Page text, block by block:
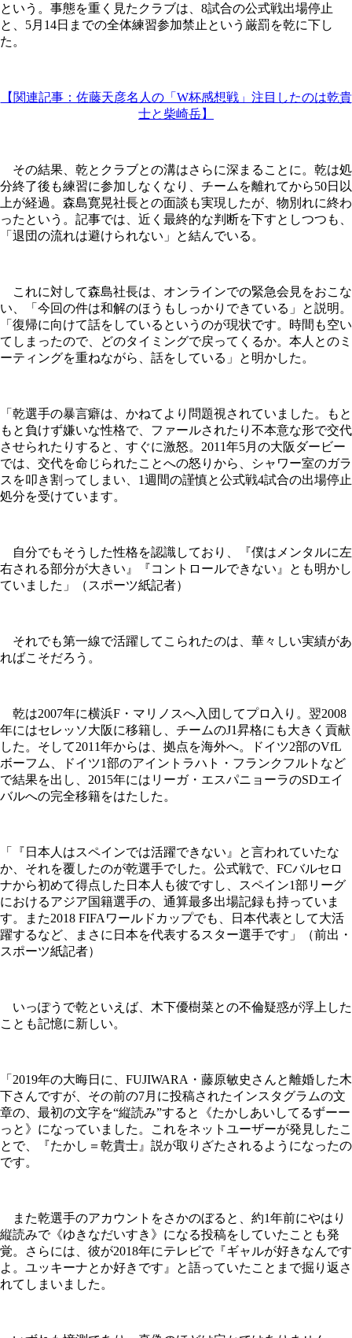
という。事態を重く見たクラブは、8試合の公式戦出場停止
と、5月14日までの全体練習参加禁止という厳罰を乾に下し
た。
【関連記事：佐藤天彦名人の「W杯感想戦」注目したのは乾貴
士と柴崎岳】
その結果、乾とクラブとの溝はさらに深まることに。乾は処
分終了後も練習に参加しなくなり、チームを離れてから50日以
上が経過。森島寛晃社長との面談も実現したが、物別れに終わ
ったという。記事では、近く最終的な判断を下すとしつつも、
「退団の流れは避けられない」と結んでいる。
これに対して森島社長は、オンラインでの緊急会見をおこな
い、「今回の件は和解のほうもしっかりできている」と説明。
「復帰に向けて話をしているというのが現状です。時間も空い
てしまったので、どのタイミングで戻ってくるか。本人とのミ
ーティングを重ねながら、話をしている」と明かした。
「乾選手の暴言癖は、かねてより問題視されていました。もと
もと負けず嫌いな性格で、ファールされたり不本意な形で交代
させられたりすると、すぐに激怒。2011年5月の大阪ダービー
では、交代を命じられたことへの怒りから、シャワー室のガラ
スを叩き割ってしまい、1週間の謹慎と公式戦4試合の出場停止
処分を受けています。
自分でもそうした性格を認識しており、『僕はメンタルに左
右される部分が大きい』『コントロールできない』とも明かし
ていました」（スポーツ紙記者）
それでも第一線で活躍してこられたのは、華々しい実績があ
ればこそだろう。
乾は2007年に横浜F・マリノスへ入団してプロ入り。翌2008
年にはセレッソ大阪に移籍し、チームのJ1昇格にも大きく貢献
した。そして2011年からは、拠点を海外へ。ドイツ2部のVfL
ボーフム、ドイツ1部のアイントラハト・フランクフルトなど
で結果を出し、2015年にはリーガ・エスパニョーラのSDエイ
バルへの完全移籍をはたした。
「『日本人はスペインでは活躍できない』と言われていたな
か、それを覆したのが乾選手でした。公式戦で、FCバルセロ
ナから初めて得点した日本人も彼ですし、スペイン1部リーグ
におけるアジア国籍選手の、通算最多出場記録も持っていま
す。また2018 FIFAワールドカップでも、日本代表として大活
躍するなど、まさに日本を代表するスター選手です」（前出・
スポーツ紙記者）
いっぽうで乾といえば、木下優樹菜との不倫疑惑が浮上した
ことも記憶に新しい。
「2019年の大晦日に、FUJIWARA・藤原敏史さんと離婚した木
下さんですが、その前の7月に投稿されたインスタグラムの文
章の、最初の文字を“縦読み”すると《たかしあいしてるずーー
っと》になっていました。これをネットユーザーが発見したこ
とで、『たかし＝乾貴士』説が取りざたされるようになったの
です。
また乾選手のアカウントをさかのぼると、約1年前にやはり
縦読みで《ゆきなだいすき》になる投稿をしていたことも発
覚。さらには、彼が2018年にテレビで『ギャルが好きなんです
よ。ユッキーナとか好きです』と語っていたことまで掘り返さ
れてしまいました。